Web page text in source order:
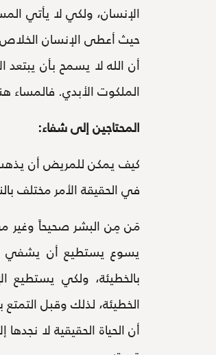
الإنسان، ولكي لا يأتي
حيث أعطى الإنسان
أن الله لا يسمح بأن يبتعد
الملكوت الأبدي. فالمساء
المحتاجين إلى شفاء:
كيف يمكن للمريض أن يذهب
في الحقيقة الأمر مختلف
مَن مِن البشر صحيحاً وغير
يسوع يستطيع أن يشفي
بالخطيئة، ولكي
الخطيئة، لذلك وقبل
أن الحياة الحقيقية لا